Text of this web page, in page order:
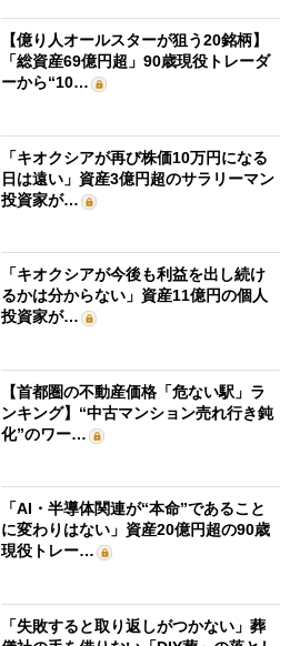
【億り人オールスターが狙う20銘柄】
「総資産69億円超」90歳現役トレーダ
ーから“10…
「キオクシアが再び株価10万円になる
日は遠い」資産3億円超のサラリーマン
投資家が…
「キオクシアが今後も利益を出し続け
るかは分からない」資産11億円の個人
投資家が…
【首都圏の不動産価格「危ない駅」ラ
ンキング】“中古マンション売れ行き鈍
化”のワー…
「AI・半導体関連が“本命”であること
に変わりはない」資産20億円超の90歳
現役トレー…
「失敗すると取り返しがつかない」葬